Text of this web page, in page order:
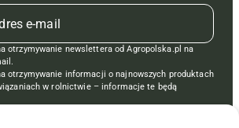
otrzymywanie newslettera od Agropolska.pl na
otrzymywanie informacji o najnowszych produktach
w rolnictwie – informacje te będą